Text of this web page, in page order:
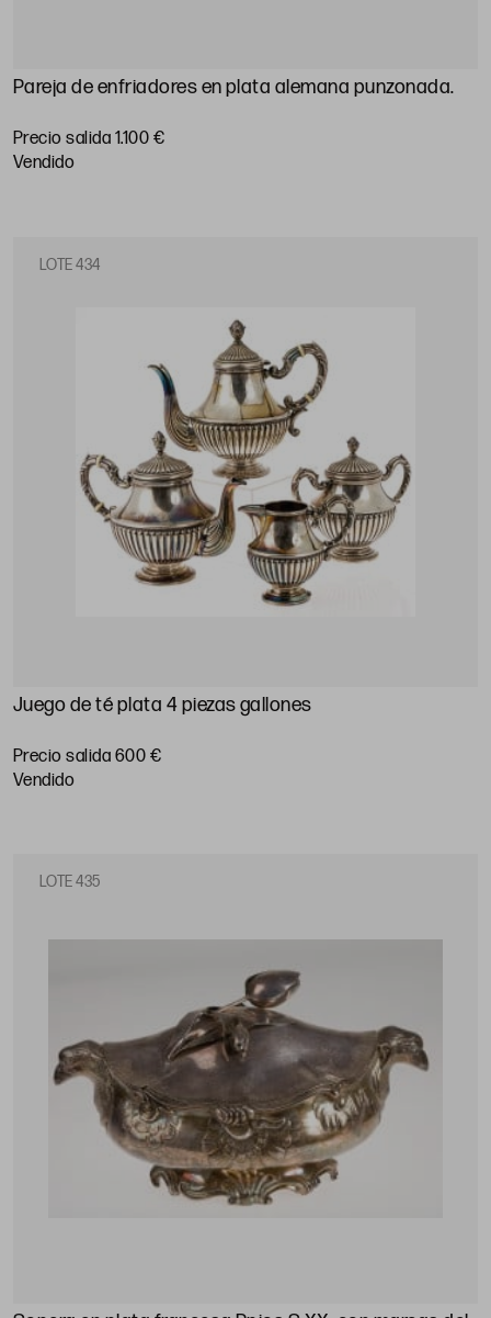
Pareja de enfriadores en plata alemana punzonada.
Precio salida 1.100 €
vendido
LOTE 434
Juego de té plata 4 piezas gallones
Precio salida 600 €
vendido
LOTE 435